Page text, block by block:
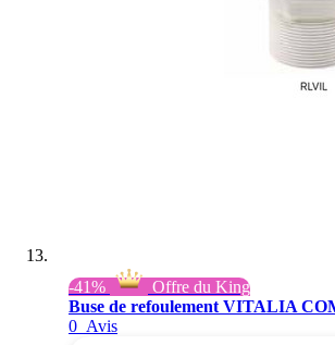
-41%
Offre du King
Buse de refoulement VITALIA
0 Avis